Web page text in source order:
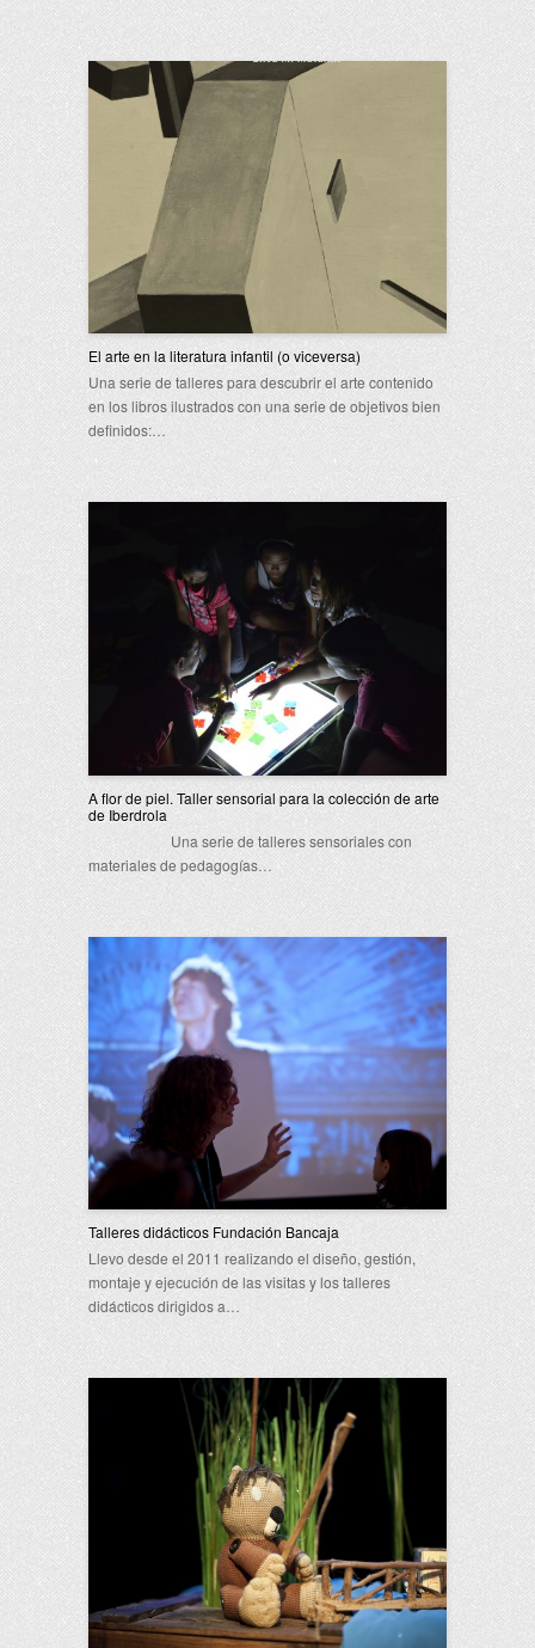
El arte en la literatura infantil (o viceversa)
Una serie de talleres para descubrir el arte contenido
en los libros ilustrados con una serie de objetivos bien
definidos:…
A flor de piel. Taller sensorial para la colección de arte
de Iberdrola
Una serie de talleres sensoriales con
materiales de pedagogías…
Talleres didácticos Fundación Bancaja
Llevo desde el 2011 realizando el diseño, gestión,
montaje y ejecución de las visitas y los talleres
didácticos dirigidos a…